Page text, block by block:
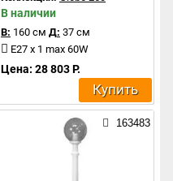
В наличии
В: 160 см Д: 37 см
E27 x 1 max 60W
Цена: 28 803 Р.
Купить
163483